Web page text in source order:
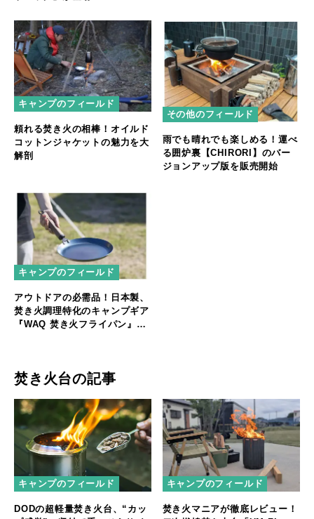
キャンプのフィールド
頼れる焚き火の相棒！オイルド
コットンジャケットの魅力を大
解剖
その他のフィールド
雨でも晴れでも楽しめる！運べ
る囲炉裏【CHIRORI】のバー
ジョンアップ版を販売開始
キャンプのフィールド
アウトドアの必需品！日本製、
焚き火調理特化のキャンプギア
『WAQ 焚き火フライパン』販
焚き火台の記事
キャンプのフィールド
DODの超軽量焚き火台、“カッ
キャンプのフィールド
焚き火マニアが徹底レビュー！